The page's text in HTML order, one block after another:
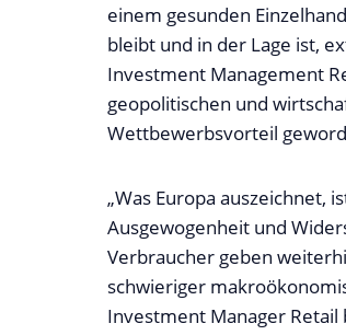
einem gesunden
bleibt und in der Lage ist,
Investment Management
geopolitischen und
Wettbewerbsvorteil
„Was Europa auszeichnet,
Ausgewogenheit und
Verbraucher geben
schwieriger
Investment Manager